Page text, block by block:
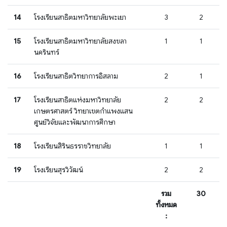
14 โรงเรียนสาธิตมหาวิทยาลัยพะเยา 3 2
15
โรงเรียนสาธิตมหาวิทยาลัยสงขลา
นครินทร์
1 1
16 โรงเรียนสาธิตวิทยาการอิสลาม 2 1
17
โรงเรียนสาธิตแห่งมหาวิทยาลัย
เกษตรศาสตร์ วิทยาเขตกำแพงแสน
ศูนย์วิจัยและพัฒนาการศึกษา
2 2
18 โรงเรียนสิรินธรราชวิทยาลัย 1 1
19 โรงเรียนสุรวิวัฒน์ 2 2
รวม
ทั้งหมด
:
30